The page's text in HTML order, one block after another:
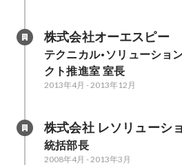
株式会社オーエスピー
テクニカル•ソリューショ
クト推進室 室長
2013年4月 - 2013年12月
株式会社 レソリューシ
統括部長
2008年4月 - 2013年3月